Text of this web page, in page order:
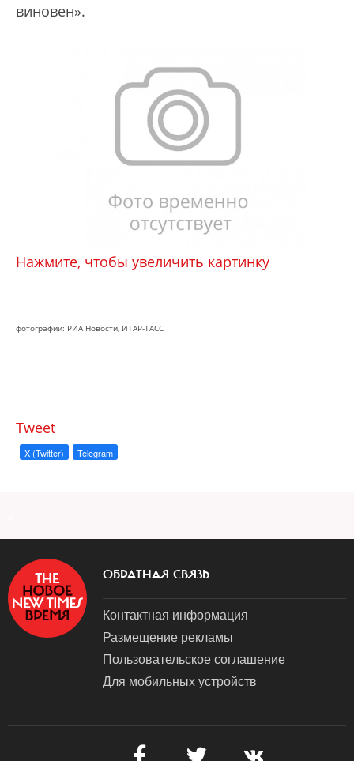
виновен».
Нажмите, чтобы увеличить картинку
фотографии: РИА Новости, ИТАР-ТАСС
Tweet
X (Twitter) Telegram
ОБРАТНАЯ СВЯЗЬ
Контактная информация
Размещение рекламы
Пользовательское соглашение
Для мобильных устройств